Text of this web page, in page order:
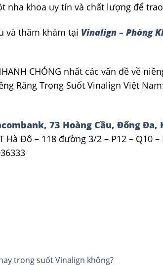
nha khoa uy tín và chất lượng để
và thăm khám tại Vinalign – Phòng
CHÓNG nhất các vấn đề về
Răng Trong Suốt Vinalign Việt
73 Hoàng Cầu, Đống Đa,
Hà Đô – 118 đường 3/2 – P12 – Q10
trong suốt Vinalign không?